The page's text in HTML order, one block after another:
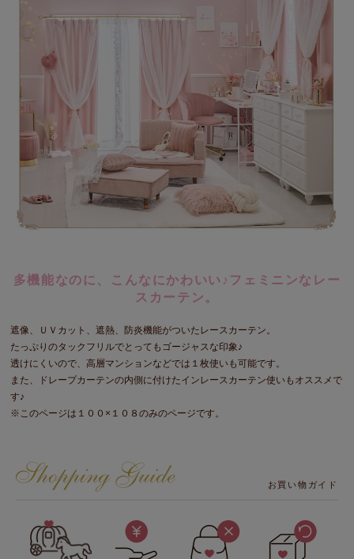
多機能なのに、こんなにかわいい♪フェミニンなレー
スカーテン。
遮像、ＵＶカット、遮熱、防炎機能がついたレースカーテン。
たっぷりのタックフリルでとってもゴージャスな印象♪
透けにくいので、高層マンションなどでは１枚使いも可能です。
また、ドレープカーテンの内側に付けたインレースカーテン使いもオススメで
す♪
※このページは１００×１０８のみのページです。
お買い物ガイド